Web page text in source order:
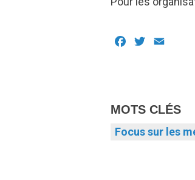
Facebook
Twitter
MOTS CLÉS
Focus sur les